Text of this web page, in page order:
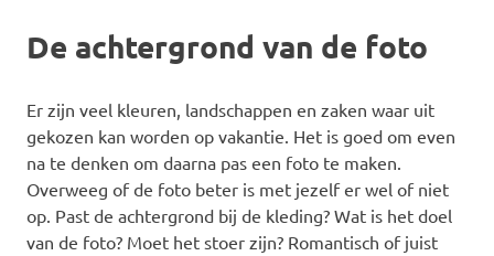
De achtergrond van de foto
Er zijn veel kleuren, landschappen en zaken waar uit
gekozen kan worden op vakantie. Het is goed om even
na te denken om daarna pas een foto te maken.
Overweeg of de foto beter is met jezelf er wel of niet
op. Past de achtergrond bij de kleding? Wat is het doel
van de foto? Moet het stoer zijn? Romantisch of juist